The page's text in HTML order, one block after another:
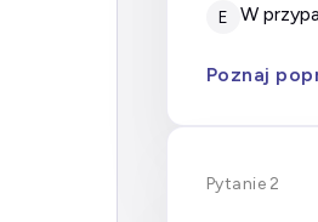
E w
Poznaj
Pytanie 2